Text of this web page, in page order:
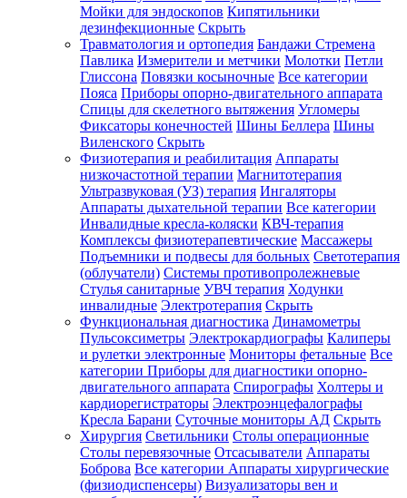
Мойки для эндоскопов Кипятильники
дезинфекционные Скрыть
Травматология и ортопедия Бандажи Стремена
Павлика Измерители и метчики Молотки Петли
Глиссона Повязки косыночные Все категории
Пояса Приборы опорно-двигательного аппарата
Спицы для скелетного вытяжения Угломеры
Фиксаторы конечностей Шины Беллера Шины
Виленского Скрыть
Физиотерапия и реабилитация Аппараты
низкочастотной терапии Магнитотерапия
Ультразвуковая (УЗ) терапия Ингаляторы
Аппараты дыхательной терапии Все категории
Инвалидные кресла-коляски КВЧ-терапия
Комплексы физиотерапевтические Массажеры
Подъемники и подвесы для больных Светотерапия
(облучатели) Системы противопролежневые
Стулья санитарные УВЧ терапия Ходунки
инвалидные Электротерапия Скрыть
Функциональная диагностика Динамометры
Пульсоксиметры Электрокардиографы Калиперы
и рулетки электронные Мониторы фетальные Все
категории Приборы для диагностики опорно-
двигательного аппарата Спирографы Холтеры и
кардиорегистраторы Электроэнцефалографы
Кресла Барани Суточные мониторы АД Скрыть
Хирургия Светильники Столы операционные
Столы перевязочные Отсасыватели Аппараты
Боброва Все категории Аппараты хирургические
(физиодиспенсеры) Визуализаторы вен и